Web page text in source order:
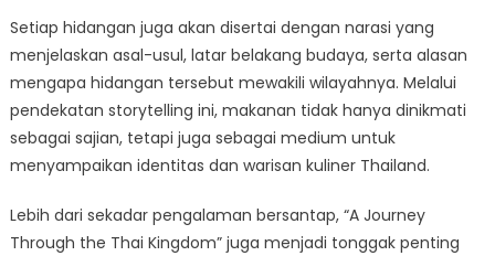
Setiap hidangan juga akan disertai dengan narasi yang
menjelaskan asal-usul, latar belakang budaya, serta alasan
mengapa hidangan tersebut mewakili wilayahnya. Melalui
pendekatan storytelling ini, makanan tidak hanya dinikmati
sebagai sajian, tetapi juga sebagai medium untuk
menyampaikan identitas dan warisan kuliner Thailand.
Lebih dari sekadar pengalaman bersantap, “A Journey
Through the Thai Kingdom” juga menjadi tonggak penting